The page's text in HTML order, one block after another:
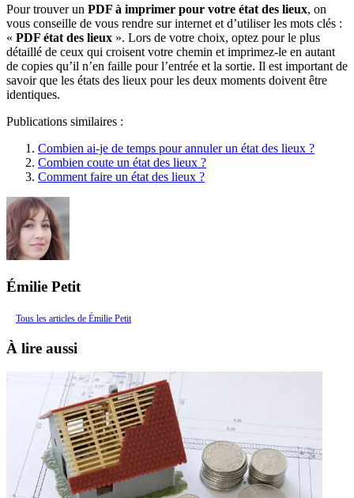
Pour trouver un PDF à imprimer pour votre état des lieux, on
vous conseille de vous rendre sur internet et d’utiliser les mots clés :
« PDF état des lieux ». Lors de votre choix, optez pour le plus
détaillé de ceux qui croisent votre chemin et imprimez-le en autant
de copies qu’il n’en faille pour l’entrée et la sortie. Il est important de
savoir que les états des lieux pour les deux moments doivent être
identiques.
Publications similaires :
Combien ai-je de temps pour annuler un état des lieux ?
Combien coute un état des lieux ?
Comment faire un état des lieux ?
Émilie Petit
Tous les articles de Émilie Petit
À lire aussi